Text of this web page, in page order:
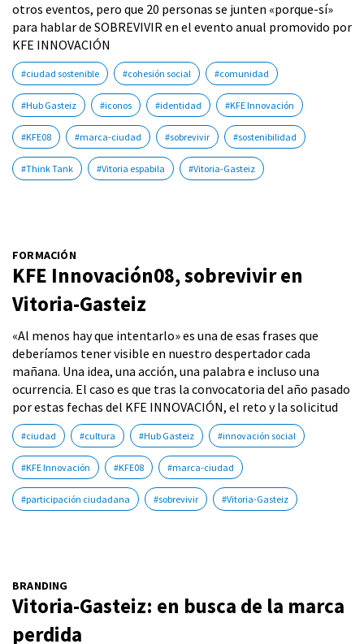
otros eventos, pero que 20 personas se junten «porque-sí»
para hablar de SOBREVIVIR en el evento anual promovido por
KFE INNOVACIÓN
#ciudad sostenible #cohesión social #comunidad
#Hub Gasteiz #iconos #identidad #KFE Innovación
#KFE08 #marca-ciudad #sobrevivir #sostenibilidad
#Think Tank #Vitoria espabila #Vitoria-Gasteiz
FORMACIÓN
KFE Innovación08, sobrevivir en
Vitoria-Gasteiz
«Al menos hay que intentarlo» es una de esas frases que
deberíamos tener visible en nuestro despertador cada
mañana. Una idea, una acción, una palabra e incluso una
ocurrencia. El caso es que tras la convocatoria del año pasado
por estas fechas del KFE INNOVACIÓN, el reto y la solicitud
#ciudad #cultura #Hub Gasteiz #innovación social
#KFE Innovación #KFE08 #marca-ciudad
#participación ciudadana #sobrevivir #Vitoria-Gasteiz
BRANDING
Vitoria-Gasteiz: en busca de la marca
perdida